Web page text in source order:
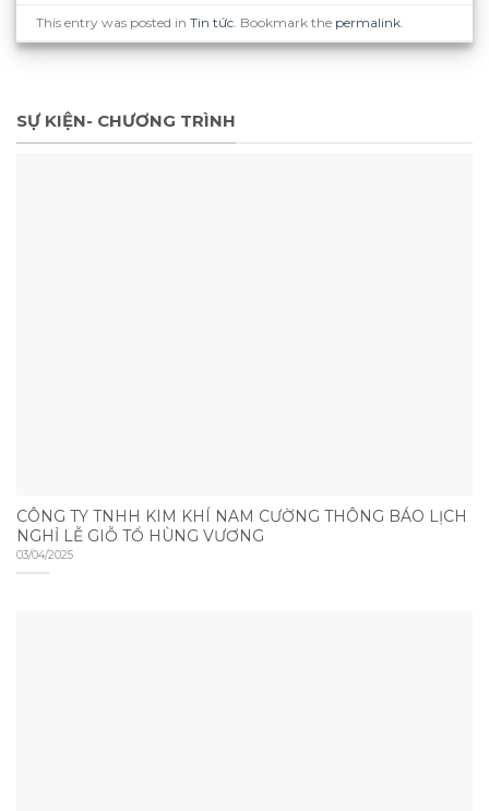
This entry was posted in Tin tức . Bookmark the permalink
SỰ KIỆN- CHƯƠNG TRÌNH
CÔNG TY TNHH KIM KHÍ NAM CƯỜNG THÔNG BÁO LỊCH
NGHỈ LỄ GIỖ TỔ HÙNG VƯƠNG
03/04/2025